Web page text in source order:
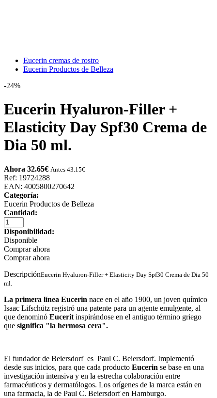
Eucerin cremas de rostro
Eucerin Productos de Belleza
-24%
Eucerin Hyaluron-Filler +
Elasticity Day Spf30 Crema de
Dia 50 ml.
Ahora 32.65€ Antes 43.15€
Ref: 19724288
EAN: 4005800270642
Categoría:
Eucerin Productos de Belleza
Cantidad:
Disponibilidad:
Disponible
Comprar ahora
Comprar ahora
DescripciónEucerin Hyaluron-Filler + Elasticity Day Spf30 Crema de Dia 50
ml.
La primera línea Eucerin nace en el año 1900, un joven químico
Isaac Lifschütz registró una patente para un agente emulgente, al
que denominó Eucerit inspirándose en el antiguo término griego
que significa "la hermosa cera".
El fundador de Beiersdorf es Paul C. Beiersdorf. Implementó
desde sus inicios, para que cada producto Eucerin se base en una
investigación intensiva y en la estrecha colaboración entre
farmacéuticos y dermatólogos. Los orígenes de la marca están en
una farmacia, la de Paul C. Beiersdorf en Hamburgo.